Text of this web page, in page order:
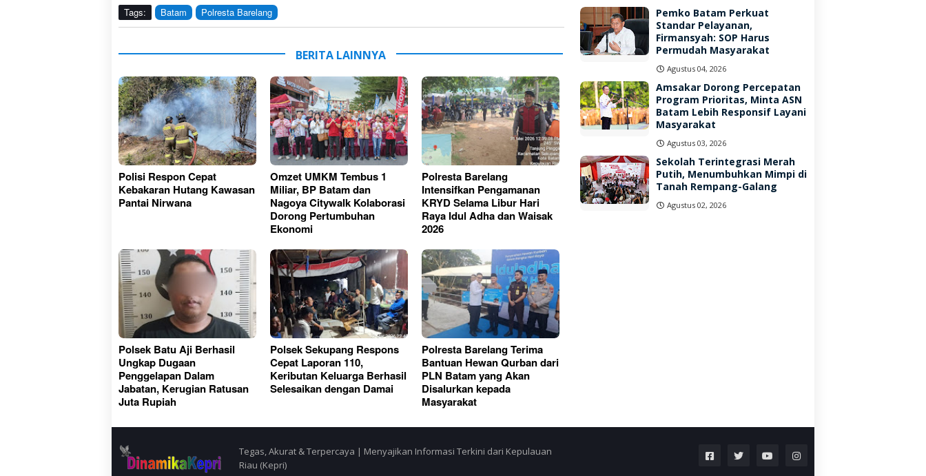
Tags: Batam Polresta Barelang
BERITA LAINNYA
Polisi Respon Cepat
Kebakaran Hutang Kawasan
Pantai Nirwana
Omzet UMKM Tembus 1
Miliar, BP Batam dan
Nagoya Citywalk Kolaborasi
Dorong Pertumbuhan
Ekonomi
Polresta Barelang
Intensifkan Pengamanan
KRYD Selama Libur Hari
Raya Idul Adha dan Waisak
2026
Polsek Batu Aji Berhasil
Ungkap Dugaan
Penggelapan Dalam
Jabatan, Kerugian Ratusan
Juta Rupiah
Polsek Sekupang Respons
Cepat Laporan 110,
Keributan Keluarga Berhasil
Selesaikan dengan Damai
Polresta Barelang Terima
Bantuan Hewan Qurban dari
PLN Batam yang Akan
Disalurkan kepada
Masyarakat
Pemko Batam Perkuat
Standar Pelayanan,
Firmansyah: SOP Harus
Permudah Masyarakat
Agustus 04, 2026
Amsakar Dorong Percepatan
Program Prioritas, Minta ASN
Batam Lebih Responsif Layani
Masyarakat
Agustus 03, 2026
Sekolah Terintegrasi Merah
Putih, Menumbuhkan Mimpi di
Tanah Rempang-Galang
Agustus 02, 2026
Tegas, Akurat & Terpercaya | Menyajikan Informasi Terkini dari Kepulauan
Riau (Kepri)